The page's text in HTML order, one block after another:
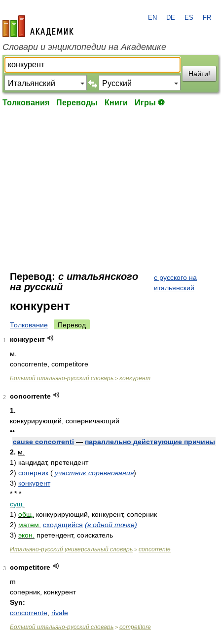
academic.ru
EN DE ES FR
Словари и энциклопедии на Академике
Найти!
Толкования Переводы Книги Игры ⚽
Перевод: с итальянского
на русский
с русского на
итальянский
конкурент
Толкование Перевод
1
конкурент
м.
concorrente, competitore
Большой итальяно-русский словарь > конкурент
2
concorrente
1.
конкурирующий, соперничающий
••
cause concorrenti — параллельно действующие причины
2. м.
1) кандидат, претендент
2) соперник ( участник соревнования)
3) конкурент
* * *
сущ.
1) общ.
конкурирующий, конкурент, соперник
2) матем. сходящийся (в одной точке)
3) экон. претендент, соискатель
Итальяно-русский универсальный словарь > concorrente
3
competitore
m
соперник, конкурент
Syn:
concorrente rivale
Большой итальяно-русский словарь > competitore